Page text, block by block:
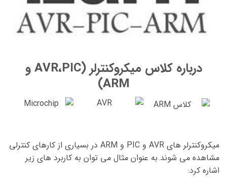
درباره کلاس میکروکنترلر (AVR،PIC و
ARM)
میکروکنترلر های AVR و PIC و ARM در بسیاری از کارهای کنترلی
مشاهده می شوند.به عنوان مثال می توان به کاربرد های زیر
اشاره کرد: